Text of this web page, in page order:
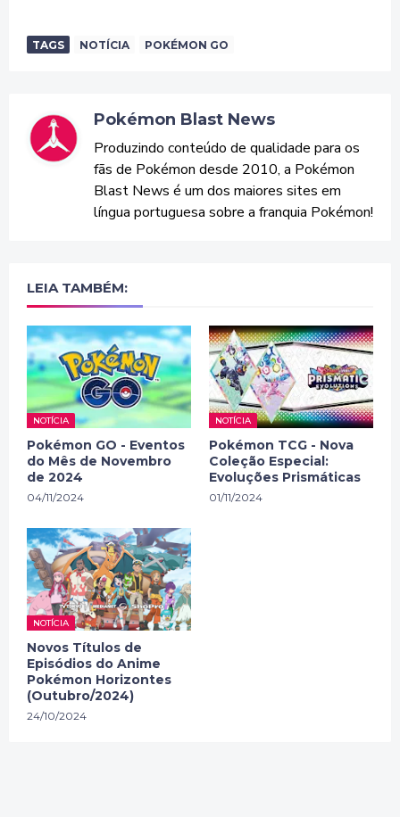
TAGS NOTÍCIA POKÉMON GO
Pokémon Blast News
Produzindo conteúdo de qualidade para os
fãs de Pokémon desde 2010, a Pokémon
Blast News é um dos maiores sites em
língua portuguesa sobre a franquia Pokémon!
LEIA TAMBÉM:
NOTÍCIA
Pokémon GO - Eventos
do Mês de Novembro
de 2024
04/11/2024
NOTÍCIA
Pokémon TCG - Nova
Coleção Especial:
Evoluções Prismáticas
01/11/2024
NOTÍCIA
Novos Títulos de
Episódios do Anime
Pokémon Horizontes
(Outubro/2024)
24/10/2024